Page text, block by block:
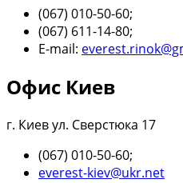
(067) 010-50-60;
(067) 611-14-80;
E-mail:
Офис Киев
г. Киев ул. Сверстюка 17
(067) 010-50-60;
everest-kiev@ukr.net